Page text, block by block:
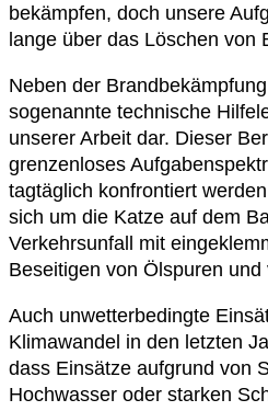
bekämpfen, doch unsere
lange über das Löschen von
Neben der
sogenannte technische
unserer Arbeit dar. Dieser
grenzenloses
tagtäglich konfrontiert
sich um die Katze auf dem
Verkehrsunfall mit
Beseitigen von Ölspuren und
Auch unwetterbedingte
Klimawandel in den letzten
dass Einsätze aufgrund von
Hochwasser oder starken